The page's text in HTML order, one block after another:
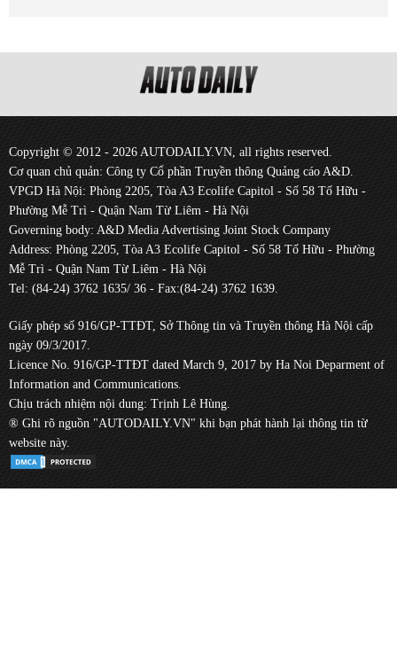
Copyright © 2012 - 2026 AUTODAILY.VN, all rights reserved.
Cơ quan chủ quản: Công ty Cổ phần Truyền thông Quảng cáo A&D.
VPGD Hà Nội: Phòng 2205, Tòa A3 Ecolife Capitol - Số 58 Tố Hữu -
Phường Mễ Trì - Quận Nam Từ Liêm - Hà Nội
Governing body: A&D Media Advertising Joint Stock Company
Address: Phòng 2205, Tòa A3 Ecolife Capitol - Số 58 Tố Hữu - Phường
Mễ Trì - Quận Nam Từ Liêm - Hà Nội
Tel: (84-24) 3762 1635/ 36 - Fax:(84-24) 3762 1639.
Giấy phép số 916/GP-TTĐT, Sở Thông tin và Truyền thông Hà Nội cấp
ngày 09/3/2017.
Licence No. 916/GP-TTĐT dated March 9, 2017 by Ha Noi Deparment of
Information and Communications.
Chịu trách nhiệm nội dung: Trịnh Lê Hùng.
® Ghi rõ nguồn "AUTODAILY.VN" khi bạn phát hành lại thông tin từ
website này.